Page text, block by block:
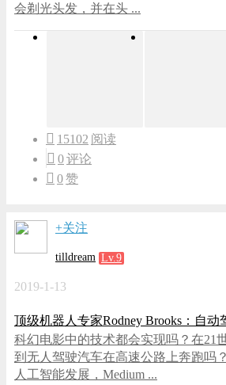
会剃光头发，并在头 ...
15102 阅读
0评论
0赞
+关注
tilldream Lv.9
2019-1-13
顶级机器人专家Rodney Brooks：自
科幻电影中的技术都会实现吗？在21
到无人驾驶汽车在高速公路上奔跑吗
人工智能发展，Medium ...